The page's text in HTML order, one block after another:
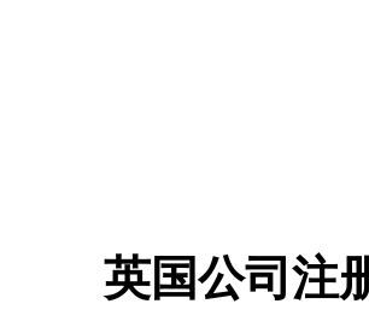
英国公司注册